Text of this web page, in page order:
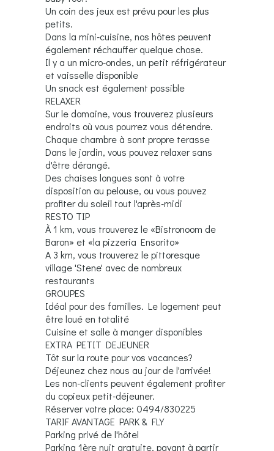
Un coin des jeux est prévu pour les plus
petits.
Dans la mini-cuisine, nos hôtes peuvent
également réchauffer quelque chose.
Il y a un micro-ondes, un petit réfrigérateur
et vaisselle disponible
Un snack est également possible
RELAXER
Sur le domaine, vous trouverez plusieurs
endroits où vous pourrez vous détendre.
Chaque chambre à sont propre terasse
Dans le jardin, vous pouvez relaxer sans
d'être dérangé.
Des chaises longues sont à votre
disposition au pelouse, ou vous pouvez
profiter du soleil tout l'après-midi
RESTO TIP
À 1 km, vous trouverez le «Bistronoom de
Baron» et «la pizzeria Ensorito»
A 3 km, vous trouverez le pittoresque
village 'Stene' avec de nombreux
restaurants
GROUPES
Idéal pour des familles. Le logement peut
être loué en totalité
Cuisine et salle à manger disponibles
EXTRA PETIT DEJEUNER
Tôt sur la route pour vos vacances?
Déjeunez chez nous au jour de l'arrivée!
Les non-clients peuvent également profiter
du copieux petit-déjeuner.
Réserver votre place: 0494/830225
TARIF AVANTAGE PARK & FLY
Parking privé de l'hôtel
Parking 1ère nuit gratuite, payant à partir